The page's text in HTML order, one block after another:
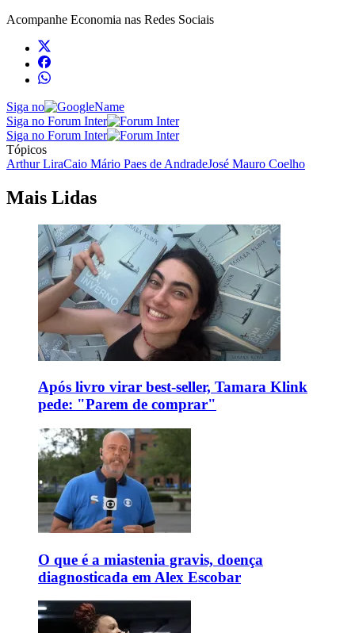
Acompanhe Economia nas Redes Sociais
Siga no
Siga no Forum Inter
Siga no Forum Inter
Tópicos
Arthur LiraCaio Mário Paes de AndradeJosé Mauro Coelho
Mais Lidas
Após livro virar best-seller, Tamara Klink
pede: "Parem de comprar"
O que é a miastenia gravis, doença
diagnosticada em Alex Escobar